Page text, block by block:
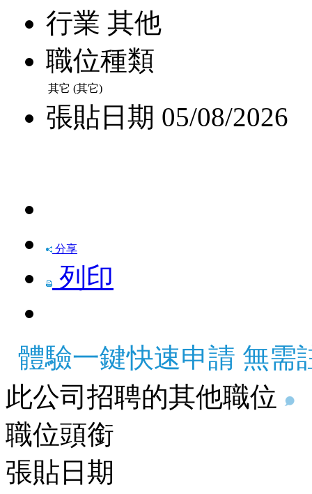
行業 其他
職位種類
其它 (其它)
張貼日期 05/08/2026
分享
列印
體驗一鍵快速申請 無需
此公司招聘的其他職位
職位頭銜
張貼日期